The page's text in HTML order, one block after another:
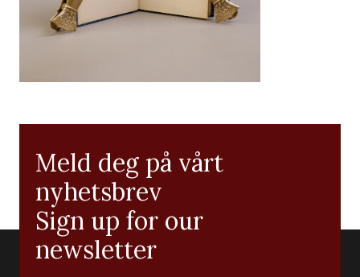
Meld deg på vårt
nyhetsbrev
Sign up for our
newsletter